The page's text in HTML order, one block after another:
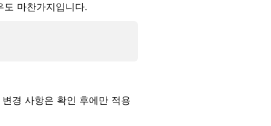
마찬가지입니다.
경 사항은 확인 후에만 적용